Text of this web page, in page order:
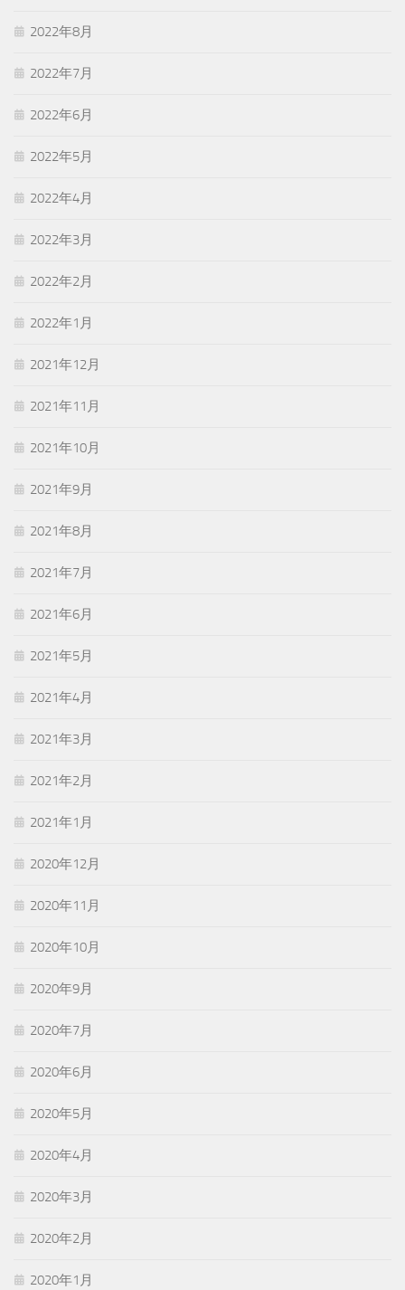
2022年8月
2022年7月
2022年6月
2022年5月
2022年4月
2022年3月
2022年2月
2022年1月
2021年12月
2021年11月
2021年10月
2021年9月
2021年8月
2021年7月
2021年6月
2021年5月
2021年4月
2021年3月
2021年2月
2021年1月
2020年12月
2020年11月
2020年10月
2020年9月
2020年7月
2020年6月
2020年5月
2020年4月
2020年3月
2020年2月
2020年1月